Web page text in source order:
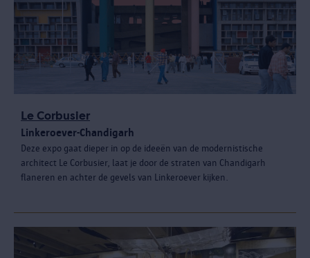
Le Corbusier
Linkeroever-Chandigarh
Deze expo gaat dieper in op de ideeën van de modernistische
architect Le Corbusier, laat je door de straten van Chandigarh
flaneren en achter de gevels van Linkeroever kijken.